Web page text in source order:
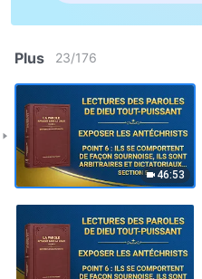
Plus 23/176
46:53